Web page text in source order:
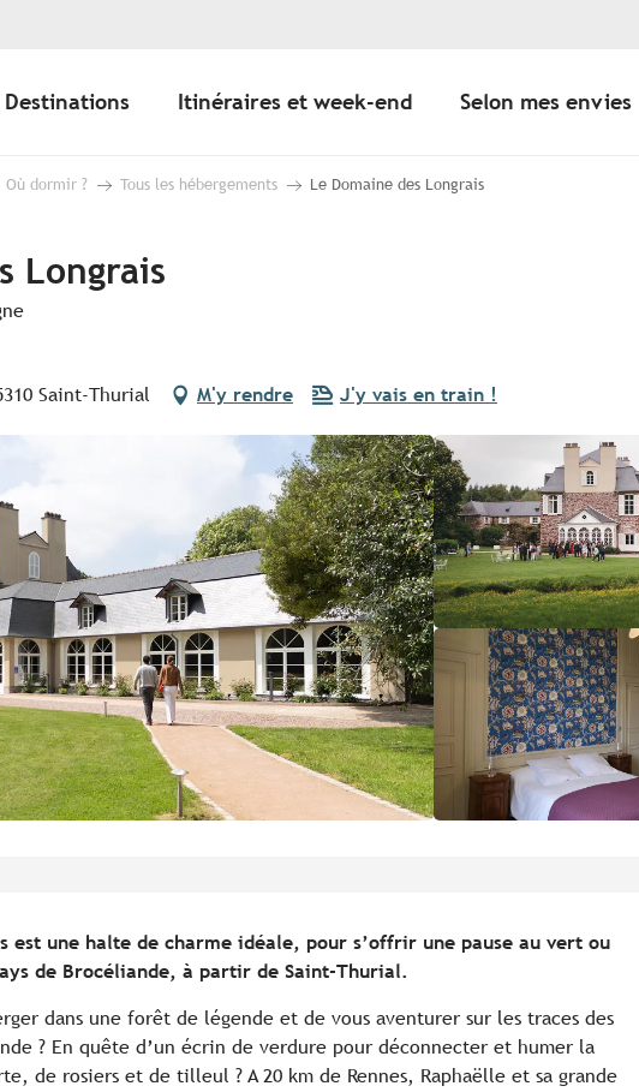
Destinations Itinéraires et week-end Selon mes envies
Où dormir ? Tous les hébergements Le Domaine des Longrais
Longrais
Saint-Thurial M'y rendre J'y vais en train !
est une halte de charme idéale, pour s’offrir une pause au vert ou
de Brocéliande, à partir de Saint-Thurial.
dans une forêt de légende et de vous aventurer sur les traces des
? En quête d’un écrin de verdure pour déconnecter et humer la
de rosiers et de tilleul ? A 20 km de Rennes, Raphaëlle et sa grande